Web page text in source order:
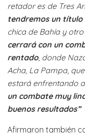
retador es de Tres
tendremos un
chica de Bahía y
cerrará con un
rentado, donde
Acha, La Pampa,
estará enfrentando
un combate muy
buenos resultados”
Afirmaron también